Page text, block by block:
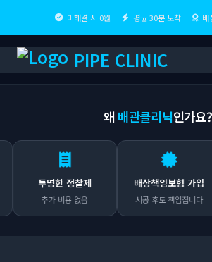
미해결 시 0원 평균 30분 도착 배
PIPE CLINIC
왜 배관클리닉인가요?
투명한 정찰제
추가 비용 없음
배상책임보험 가입
시공 후도 책임집니다